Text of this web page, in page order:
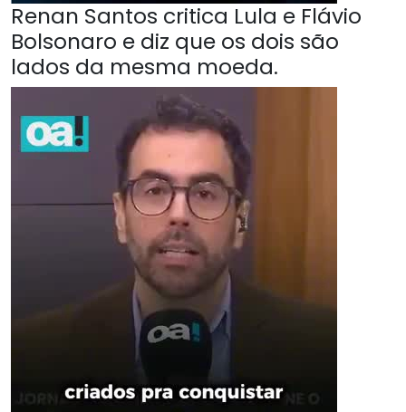
Renan Santos critica Lula e Flávio
Bolsonaro e diz que os dois são
lados da mesma moeda.